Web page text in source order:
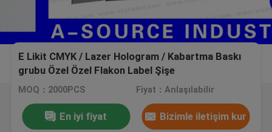
E Likit CMYK / Lazer Hologram / Kabartma Baskı
grubu Özel Özel Flakon Label Şişe
MOQ：2000PCS Fiyat：Anlaşılabilir
En iyi fiyat Bizimle iletişim kur